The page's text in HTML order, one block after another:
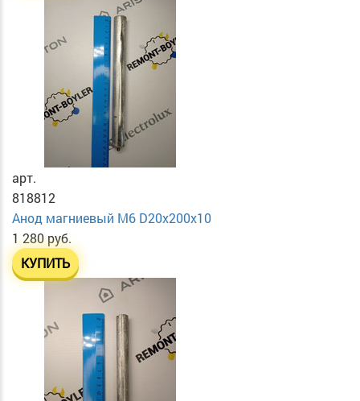
арт.
818812
Анод магниевый М6 D20х200х10
1 280 руб.
КУПИТЬ